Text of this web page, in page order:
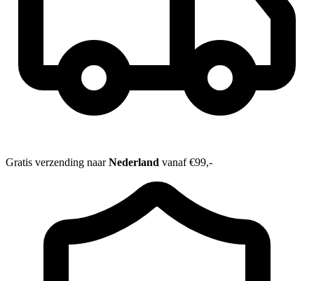
Gratis verzending naarNederland vanaf €99,-